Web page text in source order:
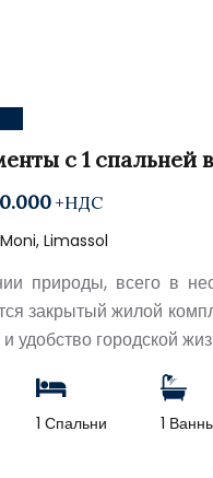
с 1 спальней
+НДС
Limassol
природы, всего в
закрытый жилой
удобство городской
1 Спальни 1